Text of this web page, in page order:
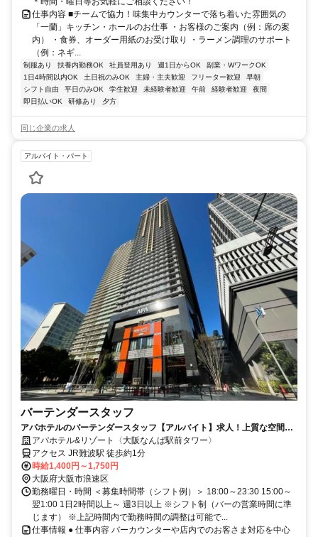
仕事内容 ■チームで協力！味集中カウンターで落ち着いた雰囲気の
「一蘭」キッチン・ホールのお仕事 ・お客様のご案内（例：席の案
内） ・食券、オーダー用紙のお受け取り ・ラーメン調理のサポート
（例：ネギ...
制服あり 扶養内勤務OK 社員登用あり 週1日からOK
副業・WワークOK
1日4時間以内OK
土日祝のみOK 主婦・主夫歓迎 フリーター歓迎
早朝
シフト自由
平日のみOK 学生歓迎 未経験者歓迎 午前 経験者歓迎
夜間
即日払いOK
研修あり 夕方
同じ企業の求人
アルバイト・パート
バーテンダースタッフ
アパホテルのバーテンダースタッフ【アルバイト】求人！上質な空間で
働くアパホテル&リゾート〈大阪なんば駅前タワー〉
アクセス JR難波駅 徒歩約1分
時給1,400円～1,750円
大阪府大阪市浪速区
勤務曜日・時間 ＜募集時間帯（シフト例）＞ 18:00～23:30 15:00～
翌1:00 1日2時間以上～ 週3日以上 ※シフト制（バーの営業時間に準
じます） ※上記時間内で勤務時間の調整は可能で...
仕事情報 ● 仕事内容 バーカウンターや店内でのお客さま対応を中心